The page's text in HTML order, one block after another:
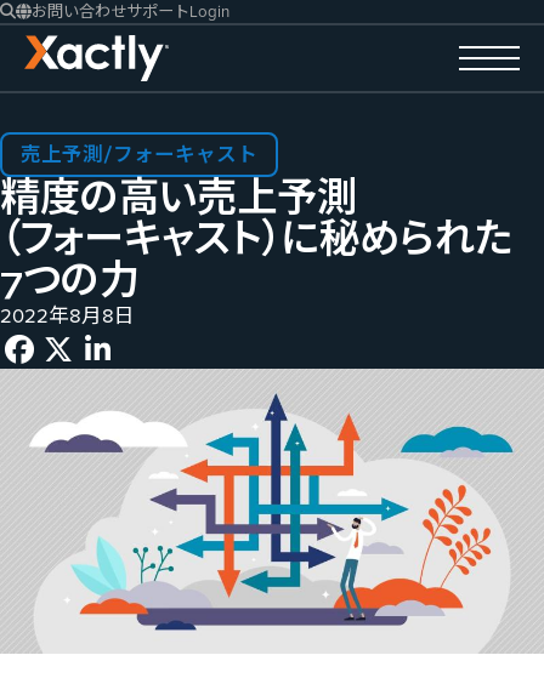
お問い合わせサポートLogin
売上予測/フォーキャスト
精度の​高い売上予測​
（フォーキャスト）に​秘められた​
7つの​力
2022年8月8日